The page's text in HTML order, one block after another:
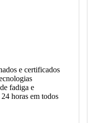
e certificados
fadiga e
horas em todos